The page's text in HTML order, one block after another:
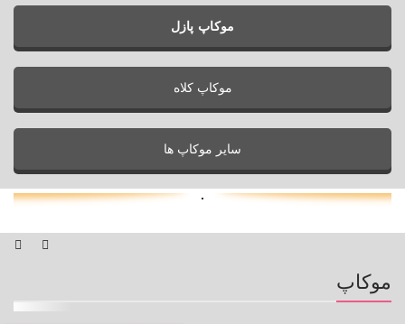
موکاپ پازل
موکاپ کلاه
سایر موکاپ ها
.
موکاپ